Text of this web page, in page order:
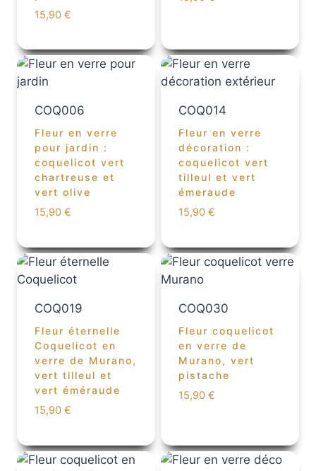
15,90 €
COQ006
Fleur en verre
pour jardin :
coquelicot vert
chartreuse et
vert olive
15,90 €
COQ014
Fleur en verre
décoration :
coquelicot vert
tilleul et vert
émeraude
15,90 €
COQ019
Fleur éternelle
Coquelicot en
verre de Murano,
vert tilleul et
vert éméraude
15,90 €
COQ030
Fleur coquelicot
en verre de
Murano, vert
pistache
15,90 €